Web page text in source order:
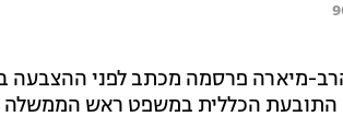
מיארה פרסמה מכתב לפני ההצבעה
הכללית במשפט ראש הממשלה